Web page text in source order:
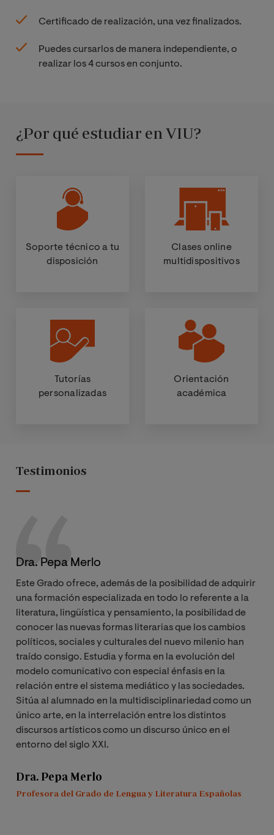
Certificado de realización, una vez finalizados.
Puedes cursarlos de manera independiente, o
realizar los 4 cursos en conjunto.
¿Por qué estudiar en VIU?
Soporte técnico a tu
disposición
Clases online
multidispositivos
Tutorías
personalizadas
Orientación
académica
Testimonios
Dra. Pepa Merlo
Este Grado ofrece, además de la posibilidad de adquirir
una formación especializada en todo lo referente a la
literatura, lingüística y pensamiento, la posibilidad de
conocer las nuevas formas literarias que los cambios
políticos, sociales y culturales del nuevo milenio han
traído consigo. Estudia y forma en la evolución del
modelo comunicativo con especial énfasis en la
relación entre el sistema mediático y las sociedades.
Sitúa al alumnado en la multidisciplinariedad como un
único arte, en la interrelación entre los distintos
discursos artísticos como un discurso único en el
entorno del siglo XXI.
Dra. Pepa Merlo
Profesora del Grado de Lengua y Literatura Españolas